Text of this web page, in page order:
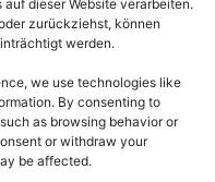
dieser Website verarbeiten.
zurückziehst, können
werden.
we use technologies like
By consenting to
as browsing behavior or
or withdraw your
be affected.